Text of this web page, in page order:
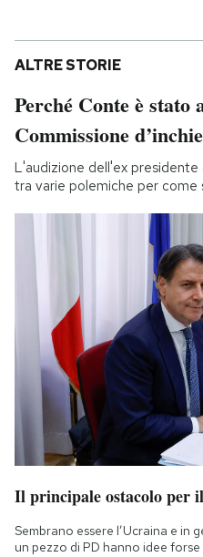
ALTRE STORIE
Perché Conte è stato
Commissione
L'audizione dell'ex
tra varie polemiche per
Il principale ostacolo per
Sembrano essere l’Ucraina e in
un pezzo di PD hanno idee